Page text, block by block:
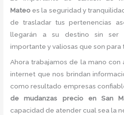
Mateo es la seguridad y
de trasladar tus pertenencias
llegarán a su destino sin ser
importante y valiosas que son para
Ahora trabajamos de la mano con
internet que nos brindan
como resultado empresas
de
mudanzas precio en San
capacidad de atender cual sea la